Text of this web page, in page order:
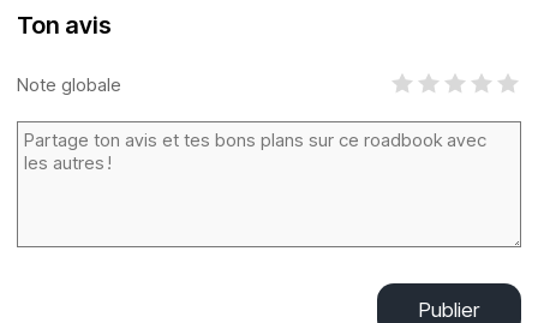
Ton avis
Note globale
Publier